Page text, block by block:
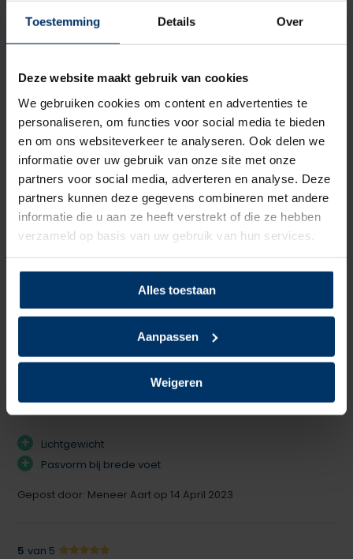
Toestemming Details Over
Deze website maakt gebruik van cookies
We gebruiken cookies om content en advertenties te
personaliseren, om functies voor social media te bieden
en om ons websiteverkeer te analyseren. Ook delen we
informatie over uw gebruik van onze site met onze
partners voor social media, adverteren en analyse. Deze
partners kunnen deze gegevens combineren met andere
informatie die u aan ze heeft verstrekt of die ze hebben
verzameld op basis van uw gebruik van hun services.
Alles toestaan
Aanpassen
Weigeren
Kleur Blauw
5 van5 Gebaseerd op 3 beoordeling(en)
Schrijf je eigen review
5 van 5
Gepost door: Yvonne van Hemmen op 30 September 2024
Maar dan S3 veilig. Superlicht, lekker breed voorin en
bovendien krijg je er geen broeierige voeten in. Aanrader
+ Lichtgewicht
+
Pasvorm bij brede voet
Gepost door: Meneer Aart op 14 April 2023
5 van 5